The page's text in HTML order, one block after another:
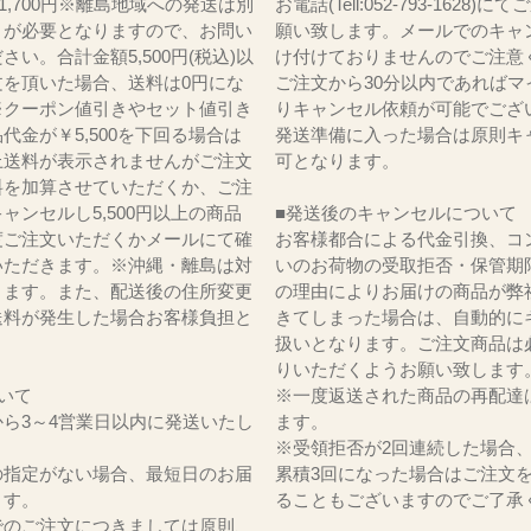
円※離島地域への発送は別
必要となりますので、お問い
い。合計金額5,500円(税込)以
頂いた場合、送料は0円にな
ーポン値引きやセット値引き
金が￥5,500を下回る場合は
料が表示されませんがご注文
加算させていただくか、ご注
ンセルし5,500円以上の商品
注文いただくかメールにて確
ただきます。※沖縄・離島は対
す。また、配送後の住所変更
が発生した場合お客様負担と
て
3～4営業日以内に発送いたし
定がない場合、最短日のお届
。
ご注文につきましては原則、
お電話(Tell:052-793-1628)にて
願い致します。メールでのキャ
け付けておりませんのでご注意
ご注文から30分以内であればマ
りキャンセル依頼が可能でござ
発送準備に入った場合は原則キ
可となります。
■発送後のキャンセルについて
お客様都合による代金引換、コ
いのお荷物の受取拒否・保管期
の理由によりお届けの商品が弊
きてしまった場合は、自動的に
扱いとなります。ご注文商品は
りいただくようお願い致します
※一度返送された商品の再配達
ます。
※受領拒否が2回連続した場合
累積3回になった場合はご注文
ることもございますのでご了承